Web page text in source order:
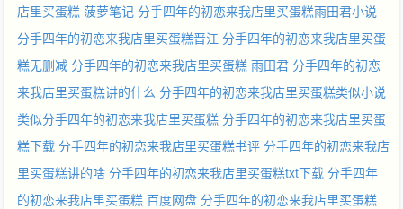
店里买蛋糕 菠萝笔记 分手四年的初恋来我店里买蛋糕雨田君小说
分手四年的初恋来我店里买蛋糕晋江 分手四年的初恋来我店里买蛋
糕无删减 分手四年的初恋来我店里买蛋糕 雨田君 分手四年的初恋
来我店里买蛋糕讲的什么 分手四年的初恋来我店里买蛋糕类似小说
类似分手四年的初恋来我店里买蛋糕 分手四年的初恋来我店里买蛋
糕下载 分手四年的初恋来我店里买蛋糕书评 分手四年的初恋来我店
里买蛋糕讲的啥 分手四年的初恋来我店里买蛋糕txt下载 分手四年
的初恋来我店里买蛋糕 百度网盘 分手四年的初恋来我店里买蛋糕